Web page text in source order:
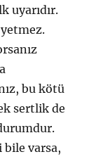
uyarıdır.
bu kötü
sertlik de
bile varsa,